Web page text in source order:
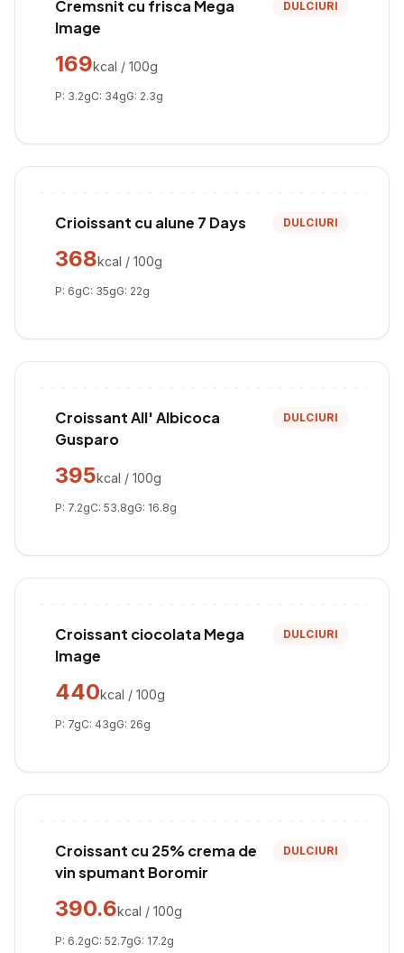
Cremsnit cu frisca Mega
Image
DULCIURI
169kcal / 100g
P: 3.2gC: 34gG: 2.3g
Crioissant cu alune 7 Days DULCIURI
368kcal / 100g
P: 6gC: 35gG: 22g
Croissant All' Albicoca
Gusparo
DULCIURI
395kcal / 100g
P: 7.2gC: 53.8gG: 16.8g
Croissant ciocolata Mega
Image
DULCIURI
440kcal / 100g
P: 7gC: 43gG: 26g
Croissant cu 25% crema de
vin spumant Boromir
DULCIURI
390.6kcal / 100g
P: 6.2gC: 52.7gG: 17.2g